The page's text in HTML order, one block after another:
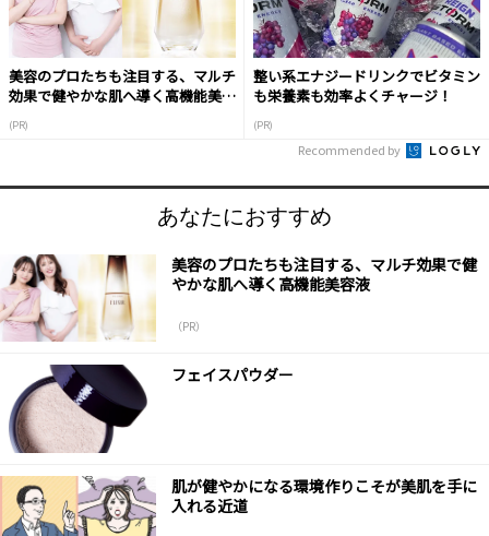
美容のプロたちも注目する、マルチ
効果で健やかな肌へ導く高機能美容
(PR)
整い系エナジードリンクでビタミン
も栄養素も効率よくチャージ！
(PR)
Recommended by
あなたにおすすめ
美容のプロたちも注目する、マルチ効果で健
やかな肌へ導く高機能美容液
（PR）
フェイスパウダー
肌が健やかになる環境作りこそが美肌を手に
入れる近道